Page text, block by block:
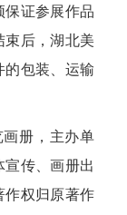
保证参展作品
束后，湖北美
的包装、运输
册，主办单
传、画册出
作权归原著作